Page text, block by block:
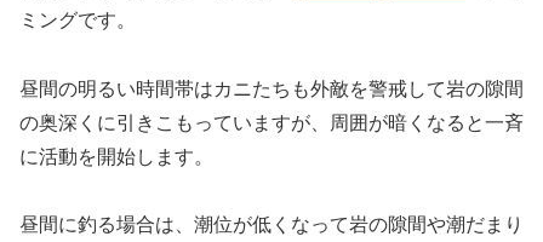
ミングです。
昼間の明るい時間帯はカニたちも外敵を警戒して岩の隙間
の奥深くに引きこもっていますが、周囲が暗くなると一斉
に活動を開始します。
昼間に釣る場合は、潮位が低くなって岩の隙間や潮だまり